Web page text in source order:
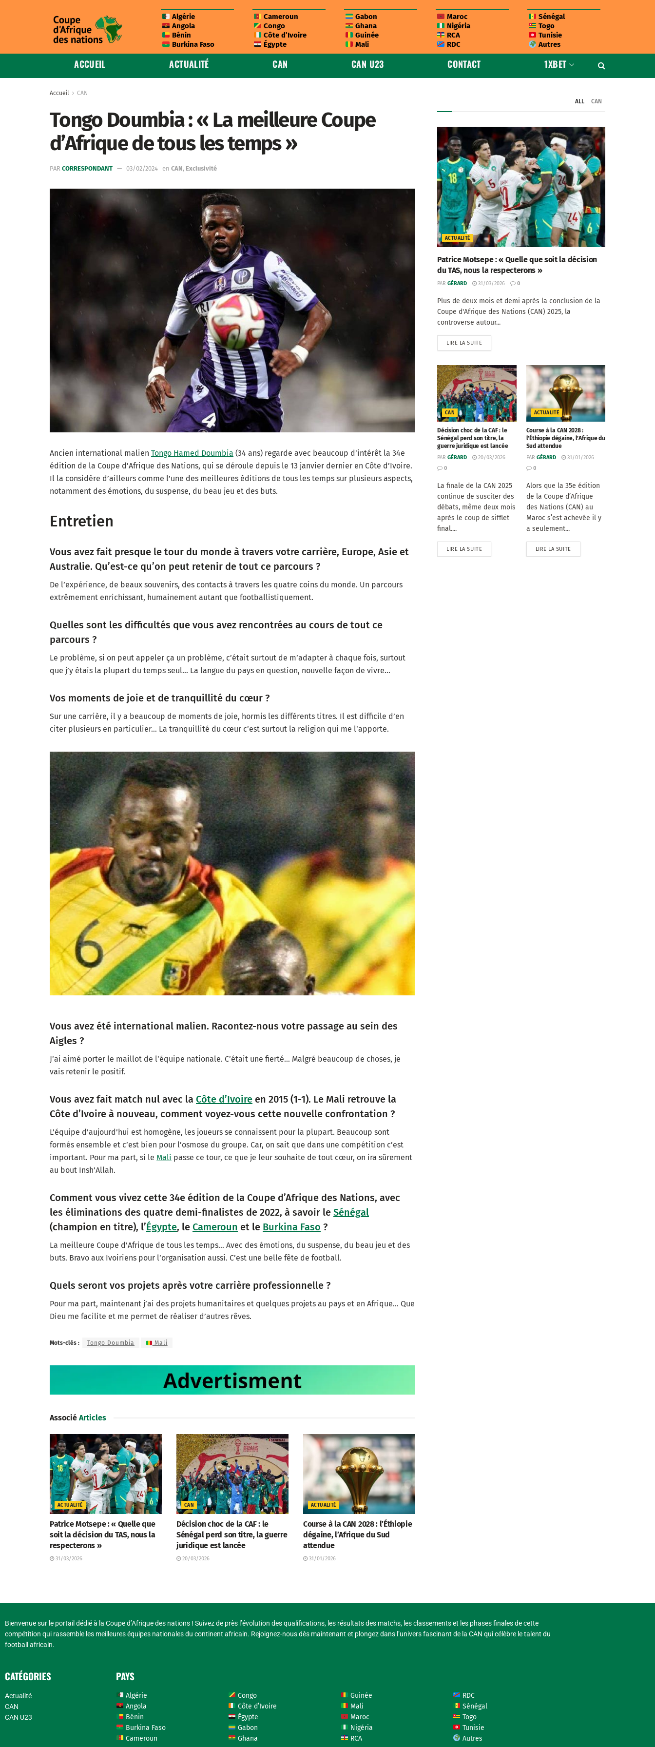
Algérie
Angola
Bénin
Burkina Faso
Cameroun
Congo
Côte d’Ivoire
Égypte
Gabon
Ghana
Guinée
Mali
Maroc
Nigéria
RCA
RDC
Sénégal
Togo
Tunisie
Autres
ACCUEIL ACTUALITÉ CAN CAN U23 CONTACT 1XBET
Accueil CAN
Tongo Doumbia : « La meilleure Coupe
d’Afrique de tous les temps »
PAR CORRESPONDANT 03/02/2024 en CAN, Exclusivité
Ancien international malien Tongo Hamed Doumbia (34 ans) regarde avec beaucoup d’intérêt la 34e
édition de la Coupe d’Afrique des Nations, qui se déroule depuis le 13 janvier dernier en Côte d’Ivoire.
Il la considère d’ailleurs comme l’une des meilleures éditions de tous les temps sur plusieurs aspects,
notamment des émotions, du suspense, du beau jeu et des buts.
Entretien
Vous avez fait presque le tour du monde à travers votre carrière, Europe, Asie et
Australie. Qu’est-ce qu’on peut retenir de tout ce parcours ?
De l’expérience, de beaux souvenirs, des contacts à travers les quatre coins du monde. Un parcours
extrêmement enrichissant, humainement autant que footballistiquement.
Quelles sont les difficultés que vous avez rencontrées au cours de tout ce
parcours ?
Le problème, si on peut appeler ça un problème, c’était surtout de m’adapter à chaque fois, surtout
que j’y étais la plupart du temps seul… La langue du pays en question, nouvelle façon de vivre…
Vos moments de joie et de tranquillité du cœur ?
Sur une carrière, il y a beaucoup de moments de joie, hormis les différents titres. Il est difficile d’en
citer plusieurs en particulier… La tranquillité du cœur c’est surtout la religion qui me l’apporte.
Vous avez été international malien. Racontez-nous votre passage au sein des
Aigles ?
J’ai aimé porter le maillot de l’équipe nationale. C’était une fierté… Malgré beaucoup de choses, je
vais retenir le positif.
Vous avez fait match nul avec la Côte d’Ivoire en 2015 (1-1). Le Mali retrouve la
Côte d’Ivoire à nouveau, comment voyez-vous cette nouvelle confrontation ?
L’équipe d’aujourd’hui est homogène, les joueurs se connaissent pour la plupart. Beaucoup sont
formés ensemble et c’est bien pour l’osmose du groupe. Car, on sait que dans une compétition c’est
important. Pour ma part, si le Mali passe ce tour, ce que je leur souhaite de tout cœur, on ira sûrement
au bout Insh’Allah.
Comment vous vivez cette 34e édition de la Coupe d’Afrique des Nations, avec
les éliminations des quatre demi-finalistes de 2022, à savoir le Sénégal
(champion en titre), l’Égypte, le Cameroun et le Burkina Faso ?
La meilleure Coupe d’Afrique de tous les temps… Avec des émotions, du suspense, du beau jeu et des
buts. Bravo aux Ivoiriens pour l’organisation aussi. C’est une belle fête de football.
Quels seront vos projets après votre carrière professionnelle ?
Pour ma part, maintenant j’ai des projets humanitaires et quelques projets au pays et en Afrique… Que
Dieu me facilite et me permet de réaliser d’autres rêves.
Mots-clés : Tongo Doumbia Mali
Associé Articles
ACTUALITÉ
Patrice Motsepe : « Quelle que
soit la décision du TAS, nous la
respecterons »
31/03/2026
CAN
Décision choc de la CAF : le
Sénégal perd son titre, la guerre
juridique est lancée
20/03/2026
ACTUALITÉ
Course à la CAN 2028 : l’Éthiopie
dégaine, l’Afrique du Sud
attendue
31/01/2026
ALL CAN
ACTUALITÉ
Patrice Motsepe : « Quelle que soit la décision
du TAS, nous la respecterons »
PAR GÉRARD 31/03/2026 0
Plus de deux mois et demi après la conclusion de la
Coupe d'Afrique des Nations (CAN) 2025, la
controverse autour...
LIRE LA SUITE
CAN
Décision choc de la CAF : le
Sénégal perd son titre, la
guerre juridique est lancée
PAR GÉRARD
20/03/2026
0
La finale de la CAN 2025
continue de susciter des
débats, même deux mois
après le coup de sifflet
final....
LIRE LA SUITE
ACTUALITÉ
Course à la CAN 2028 :
l’Éthiopie dégaine, l’Afrique du
Sud attendue
PAR GÉRARD
31/01/2026
0
Alors que la 35e édition
de la Coupe d’Afrique
des Nations (CAN) au
Maroc s’est achevée il y
a seulement...
LIRE LA SUITE
Bienvenue sur le portail dédié à la Coupe d’Afrique des nations ! Suivez de près l’évolution des qualifications, les résultats des matchs, les classements et les phases finales de cette
compétition qui rassemble les meilleures équipes nationales du continent africain. Rejoignez-nous dès maintenant et plongez dans l’univers fascinant de la CAN qui célèbre le talent du
football africain.
CATÉGORIES
Actualité
CAN
CAN U23
PAYS
Algérie
Angola
Bénin
Burkina Faso
Cameroun
Congo
Côte d’Ivoire
Égypte
Gabon
Ghana
Guinée
Mali
Maroc
Nigéria
RCA
RDC
Sénégal
Togo
Tunisie
Autres